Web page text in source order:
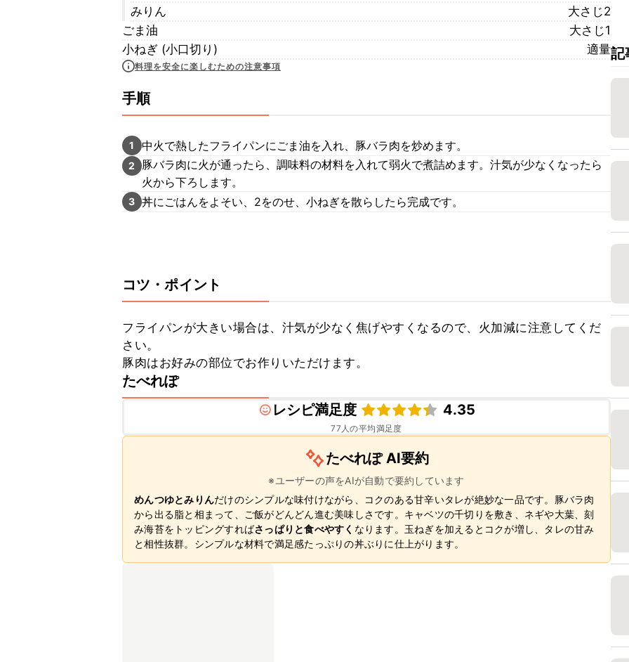
みりん
大さじ2
ごま油
大さじ1
小ねぎ (小口切り)
適量
料理を安全に楽しむための注意事項
手順
1 中火で熱したフライパンにごま油を入れ、豚バラ肉を炒めます。
2
豚バラ肉に火が通ったら、調味料の材料を入れて弱火で煮詰めます。汁気が少なくなったら
火から下ろします。
3 丼にごはんをよそい、2をのせ、小ねぎを散らしたら完成です。
コツ・ポイント
フライパンが大きい場合は、汁気が少なく焦げやすくなるので、火加減に注意してくだ
さい。
豚肉はお好みの部位でお作りいただけます。
たべれぽ
レシピ満足度
4.35
77 人の平均満足度
たべれぽ AI要約
※ユーザーの声をAIが自動で要約しています
めんつゆとみりんだけのシンプルな味付けながら、コクのある甘辛いタレが絶妙な一品です。豚バラ肉
から出る脂と相まって、ご飯がどんどん進む美味しさです。キャベツの千切りを敷き、ネギや大葉、刻
み海苔をトッピングすればさっぱりと食べやすく なります。玉ねぎを加えるとコクが増し、タレの甘み
と相性抜群。シンプルな材料で満足感たっぷりの丼ぶりに仕上がります。
記